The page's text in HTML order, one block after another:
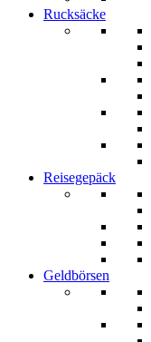
Rucksäcke
Reisegepäck
Geldbörsen